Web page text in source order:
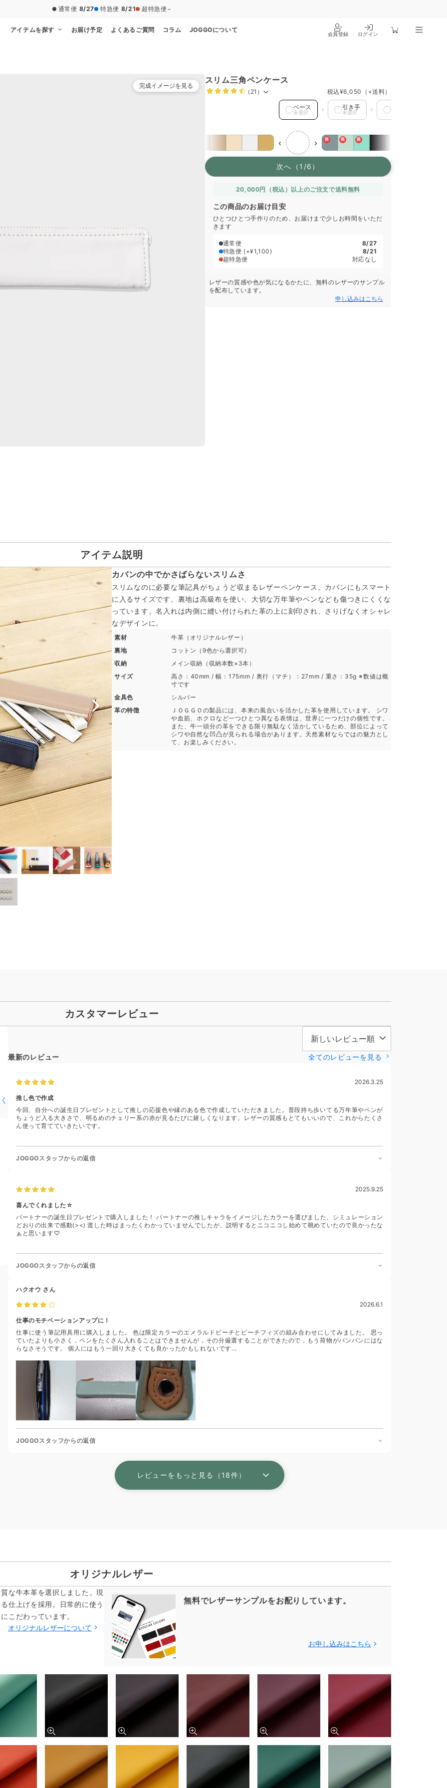
通常便 8/27 特急便 8/21 超特急便 −
アイテムを探す お届け予定 よくあるご質問 コラム JOGGOについて
会員登録 ログイン
完成イメージを見る
ベース
未選択
引き手
未選択
限 限 限
‹ ›
スリム三角ペンケース
（21） 税込¥6,050 （+送料）
次へ（1/6）
20,000円（税込）以上のご注文で送料無料
この商品のお届け目安
ひとつひとつ手作りのため、お届けまで少しお時間をいただ
きます
通常便
8/27
特急便 (+¥1,100)
8/21
超特急便
対応なし
レザーの質感や色が気になるかたに、無料のレザーのサンプル
を配布しています。
申し込みはこちら
アイテム説明
カバンの中でかさばらないスリムさ
スリムなのに必要な筆記具がちょうど収まるレザーペンケース。カバンにもスマート
に入るサイズです。裏地は高級布を使い、大切な万年筆やペンなども傷つきにくくな
っています。名入れは内側に縫い付けられた革の上に刻印され、さりげなくオシャレ
なデザインに。
素材
牛革（オリジナルレザー）
裏地
コットン（9色から選択可）
収納
メイン収納（収納本数×3本）
サイズ
高さ：40mm / 幅：175mm / 奥行（マチ）：27mm / 重さ：35g ※数値は概
寸です
金具色
シルバー
革の特徴
ＪＯＧＧＯの製品には、本来の風合いを活かした革を使用しています。 シワ
や血筋、ホクロなど一つひとつ異なる表情は、世界に一つだけの個性です。
また、牛一頭分の革をできる限り無駄なく活かしているため、部位によって
シワや自然な凹凸が見られる場合があります。天然素材ならではの魅力とし
て、お楽しみください。
カスタマーレビュー
最新のレビュー 全てのレビューを見る
2026.3.25
推し色で作成
今回、自分への誕生日プレゼントとして推しの応援色や縁のある色で作成していただきました。普段持ち歩いてる万年筆やペンが
ちょうど入る大きさで、明るめのチェリー系の赤が見るたびに嬉しくなります。レザーの質感もとてもいいので、これからたくさ
ん使って育てていきたいです。
JOGGOスタッフからの返信
2025.9.25
喜んでくれました☆
パートナーの誕生日プレゼントで購入しました！ パートナーの推しキャラをイメージしたカラーを選びました、シミュレーション
どおりの出来で感動(><) 渡した時はまったくわかっていませんでしたが、説明するとニコニコし始めて眺めていたので良かったな
ぁと思います♡
JOGGOスタッフからの返信
ハクオウ さん
2026.6.1
仕事のモチベーションアップに！
仕事に使う筆記用具用に購入しました。 色は限定カラーのエメラルドビーチとピーチフィズの組み合わせにしてみました。 思っ
ていたよりも小さく，ペンをたくさん入れることはできませんが，その分厳選することができたので，もう荷物がパンパンにはな
らなさそうです。 個人にはもう一回り大きくても良かったかもしれないです...
JOGGOスタッフからの返信
レビューをもっと見る（18件）
オリジナルレザー
な牛本革を選択しました。現
仕上げを採用。日常的に使う
こだわっています。
オリジナルレザーについて
無料でレザーサンプルをお配りしています。
お申し込みはこちら